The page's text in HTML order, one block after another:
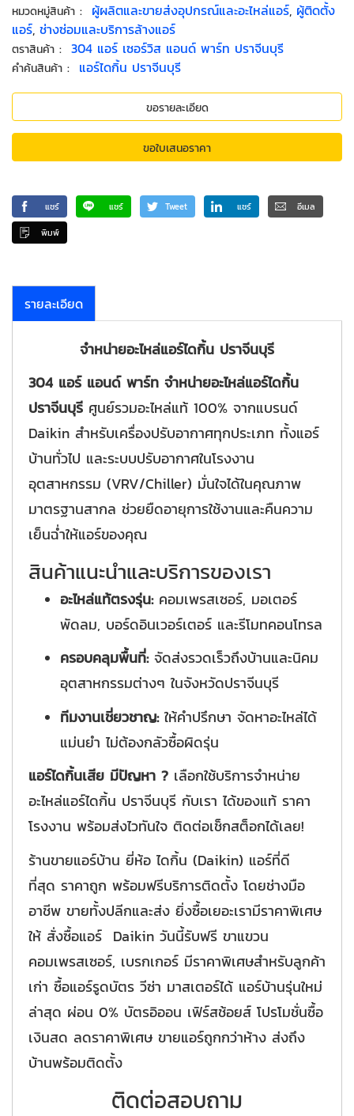
หมวดหมู่สินค้า : ผู้ผลิตและขายส่งอุปกรณ์และอะไหล่แอร์, ผู้ติดตั้ง
แอร์, ช่างซ่อมและบริการล้างแอร์
ตราสินค้า : 304 แอร์ เซอร์วิส แอนด์ พาร์ท ปราจีนบุรี
คำค้นสินค้า : แอร์ไดกิ้น ปราจีนบุรี
ขอรายละเอียด
ขอใบเสนอราคา
แชร์ แชร์ Tweet แชร์ อีเมล
พิมพ์
รายละเอียด
จำหน่ายอะไหล่แอร์ไดกิ้น ปราจีนบุรี
304 แอร์ แอนด์ พาร์ท จำหน่ายอะไหล่แอร์ไดกิ้น
ปราจีนบุรี ศูนย์รวมอะไหล่แท้ 100% จากแบรนด์
Daikin สำหรับเครื่องปรับอากาศทุกประเภท ทั้งแอร์
บ้านทั่วไป และระบบปรับอากาศในโรงงาน
อุตสาหกรรม (VRV/Chiller) มั่นใจได้ในคุณภาพ
มาตรฐานสากล ช่วยยืดอายุการใช้งานและคืนความ
เย็นฉ่ำให้แอร์ของคุณ
สินค้าแนะนำและบริการของเรา
อะไหล่แท้ตรงรุ่น:คอมเพรสเซอร์, มอเตอร์
พัดลม, บอร์ดอินเวอร์เตอร์ และรีโมทคอนโทรล
ครอบคลุมพื้นที่:จัดส่งรวดเร็วถึงบ้านและนิคม
อุตสาหกรรมต่างๆ ในจังหวัดปราจีนบุรี
ทีมงานเชี่ยวชาญ:ให้คำปรึกษา จัดหาอะไหล่ได้
แม่นยำ ไม่ต้องกลัวซื้อผิดรุ่น
แอร์ไดกิ้นเสีย มีปัญหา ? เลือกใช้บริการจำหน่าย
อะไหล่แอร์ไดกิ้น ปราจีนบุรี กับเรา ได้ของแท้ ราคา
โรงงาน พร้อมส่งไวทันใจ ติดต่อเช็กสต็อกได้เลย!
ร้านขายแอร์บ้าน ยี่ห้อ ไดกิ้น (Daikin) แอร์ที่ดี
ที่สุด ราคาถูก พร้อมฟรีบริการติดตั้ง โดยช่างมือ
อาชีพ ขายทั้งปลีกและส่ง ยิ่งซื้อเยอะเรามีราคาพิเศษ
ให้ สั่งซื้อแอร์ Daikin วันนี้รับฟรี ขาแขวน
คอมเพรสเซอร์, เบรกเกอร์ มีราคาพิเศษสำหรับลูกค้า
เก่า ซื้อแอร์รูดบัตร วีซ่า มาสเตอร์ได้ แอร์บ้านรุ่นใหม่
ล่าสุด ผ่อน 0% บัตรอิออน เฟิร์สช้อยส์ โปรโมชั่นซื้อ
เงินสด ลดราคาพิเศษ ขายแอร์ถูกกว่าห้าง ส่งถึง
บ้านพร้อมติดตั้ง
ติดต่อสอบถาม